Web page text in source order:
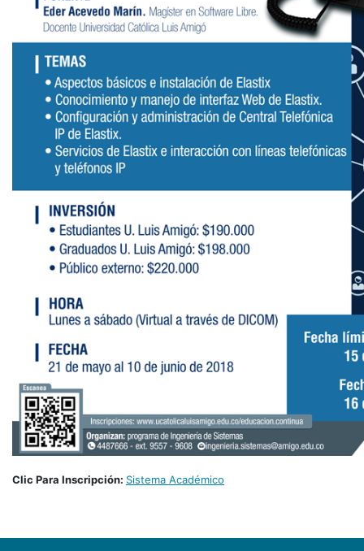
Clic Para Inscripción: Sistema Académico